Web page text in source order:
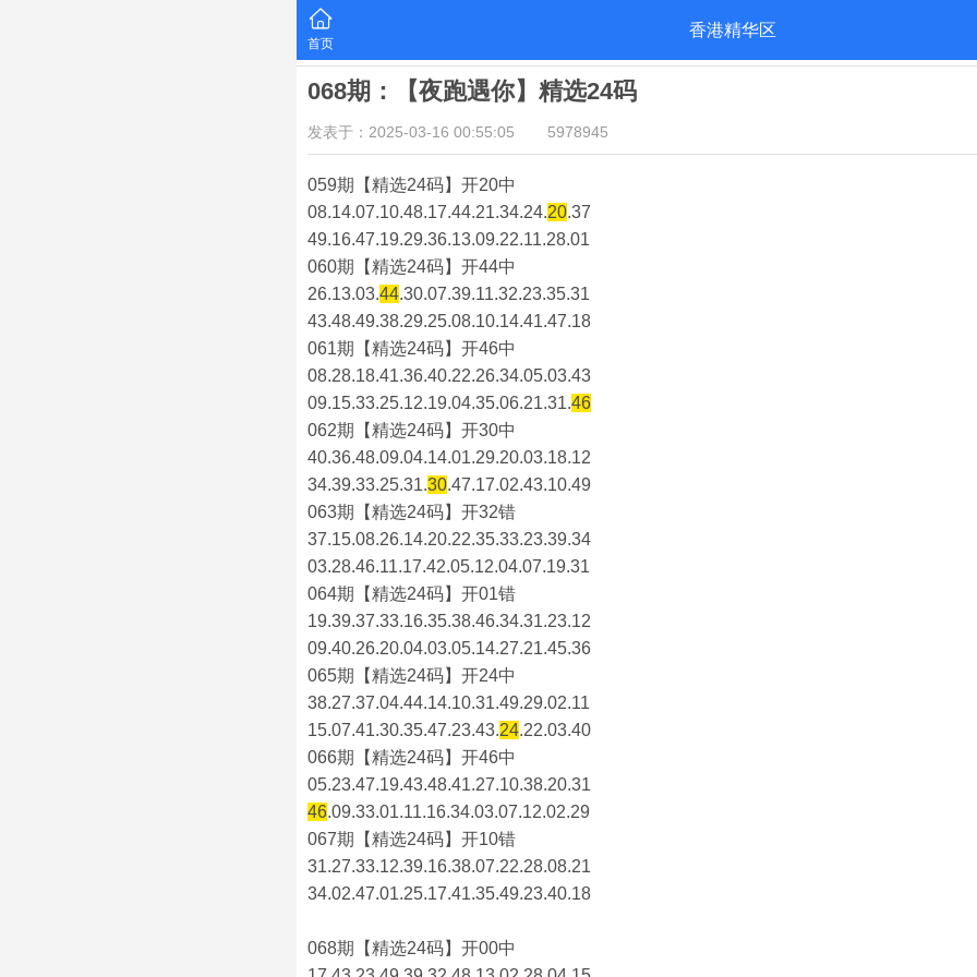
首页
香港精华区
068期：【夜跑遇你】精选24码
发表于：2025-03-16 00:55:05 5978945
059期【精选24码】开20中
08.14.07.10.48.17.44.21.34.24.20.37
49.16.47.19.29.36.13.09.22.11.28.01
060期【精选24码】开44中
26.13.03.44.30.07.39.11.32.23.35.31
43.48.49.38.29.25.08.10.14.41.47.18
061期【精选24码】开46中
08.28.18.41.36.40.22.26.34.05.03.43
09.15.33.25.12.19.04.35.06.21.31.46
062期【精选24码】开30中
40.36.48.09.04.14.01.29.20.03.18.12
34.39.33.25.31.30.47.17.02.43.10.49
063期【精选24码】开32错
37.15.08.26.14.20.22.35.33.23.39.34
03.28.46.11.17.42.05.12.04.07.19.31
064期【精选24码】开01错
19.39.37.33.16.35.38.46.34.31.23.12
09.40.26.20.04.03.05.14.27.21.45.36
065期【精选24码】开24中
38.27.37.04.44.14.10.31.49.29.02.11
15.07.41.30.35.47.23.43.24.22.03.40
066期【精选24码】开46中
05.23.47.19.43.48.41.27.10.38.20.31
46.09.33.01.11.16.34.03.07.12.02.29
067期【精选24码】开10错
31.27.33.12.39.16.38.07.22.28.08.21
34.02.47.01.25.17.41.35.49.23.40.18
068期【精选24码】开00中